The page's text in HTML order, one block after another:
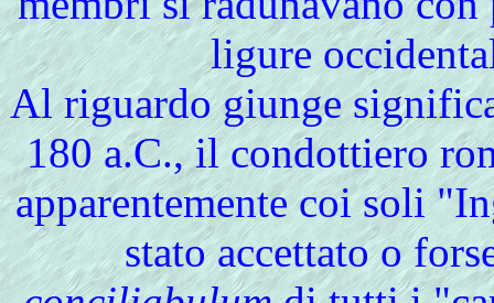
ligure
Al riguardo giunge
180 a.C., il condottiero
apparentemente coi soli
stato accettato o